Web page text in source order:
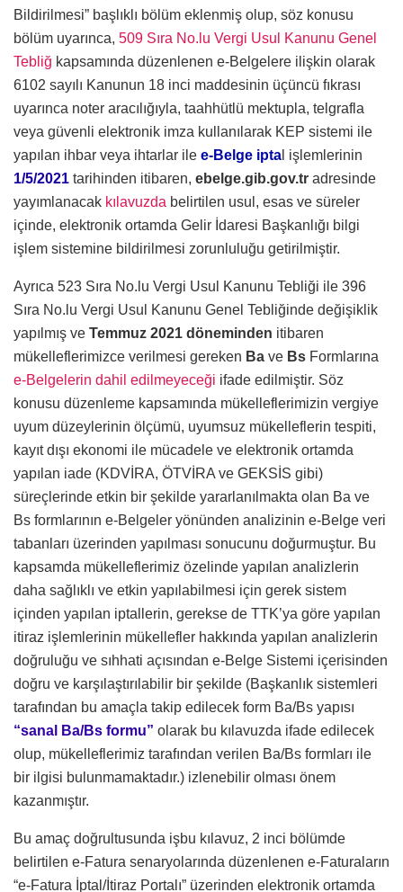
Bildirilmesi” başlıklı bölüm eklenmiş olup, söz konusu
bölüm uyarınca, 509 Sıra No.lu Vergi Usul Kanunu Genel
Tebliğ kapsamında düzenlenen e-Belgelere ilişkin olarak
6102 sayılı Kanunun 18 inci maddesinin üçüncü fıkrası
uyarınca noter aracılığıyla, taahhütlü mektupla, telgrafla
veya güvenli elektronik imza kullanılarak KEP sistemi ile
yapılan ihbar veya ihtarlar ile e-Belge ipta l işlemlerinin
1/5/2021 tarihinden itibaren, ebelge.gib.gov.tr adresinde
yayımlanacak kılavuzda belirtilen usul, esas ve süreler
içinde, elektronik ortamda Gelir İdaresi Başkanlığı bilgi
işlem sistemine bildirilmesi zorunluluğu getirilmiştir.
Ayrıca 523 Sıra No.lu Vergi Usul Kanunu Tebliği ile 396
Sıra No.lu Vergi Usul Kanunu Genel Tebliğinde değişiklik
yapılmış ve Temmuz 2021 döneminden itibaren
mükelleflerimizce verilmesi gereken Ba ve Bs Formlarına
e-Belgelerin dahil edilmeyeceği ifade edilmiştir. Söz
konusu düzenleme kapsamında mükelleflerimizin vergiye
uyum düzeylerinin ölçümü, uyumsuz mükelleflerin tespiti,
kayıt dışı ekonomi ile mücadele ve elektronik ortamda
yapılan iade (KDVİRA, ÖTVİRA ve GEKSİS gibi)
süreçlerinde etkin bir şekilde yararlanılmakta olan Ba ve
Bs formlarının e-Belgeler yönünden analizinin e-Belge veri
tabanları üzerinden yapılması sonucunu doğurmuştur. Bu
kapsamda mükelleflerimiz özelinde yapılan analizlerin
daha sağlıklı ve etkin yapılabilmesi için gerek sistem
içinden yapılan iptallerin, gerekse de TTK’ya göre yapılan
itiraz işlemlerinin mükellefler hakkında yapılan analizlerin
doğruluğu ve sıhhati açısından e-Belge Sistemi içerisinden
doğru ve karşılaştırılabilir bir şekilde (Başkanlık sistemleri
tarafından bu amaçla takip edilecek form Ba/Bs yapısı
“sanal Ba/Bs formu” olarak bu kılavuzda ifade edilecek
olup, mükelleflerimiz tarafından verilen Ba/Bs formları ile
bir ilgisi bulunmamaktadır.) izlenebilir olması önem
kazanmıştır.
Bu amaç doğrultusunda işbu kılavuz, 2 inci bölümde
belirtilen e-Fatura senaryolarında düzenlenen e-Faturaların
“e-Fatura İptal/İtiraz Portalı” üzerinden elektronik ortamda